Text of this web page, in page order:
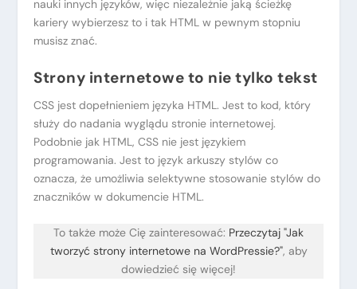
nauki innych języków, więc niezależnie jaką ścieżkę
kariery wybierzesz to i tak HTML w pewnym stopniu
musisz znać.
Strony internetowe to nie tylko tekst
CSS jest dopełnieniem języka HTML. Jest to kod, który
służy do nadania wyglądu stronie internetowej.
Podobnie jak HTML, CSS nie jest językiem
programowania. Jest to język arkuszy stylów co
oznacza, że umożliwia selektywne stosowanie stylów do
znaczników w dokumencie HTML.
To także może Cię zainteresować: Przeczytaj "Jak
tworzyć strony internetowe na WordPressie?", aby
dowiedzieć się więcej!